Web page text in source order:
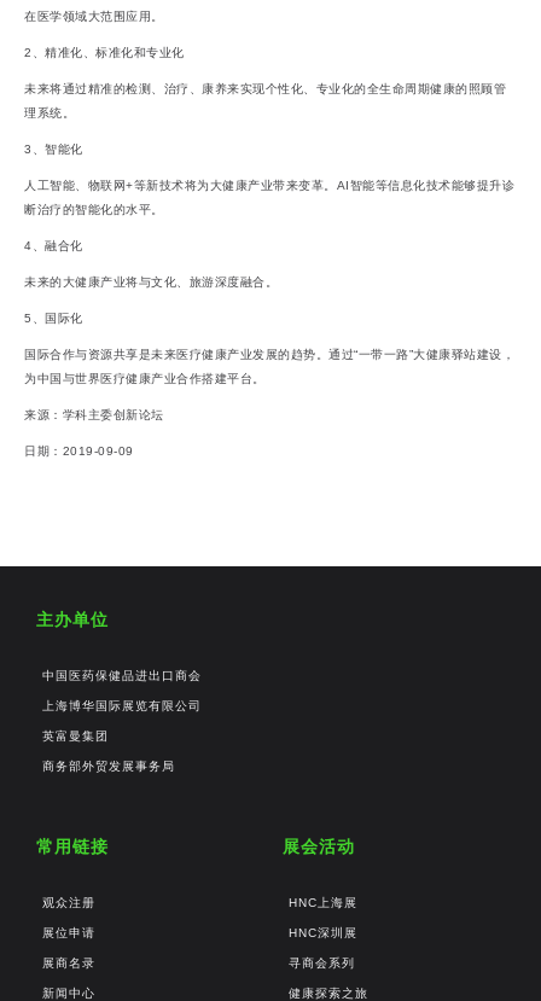
在医学领域大范围应用。
2、精准化、标准化和专业化
未来将通过精准的检测、治疗、康养来实现个性化、专业化的全生命周期健康的照顾管
理系统。
3、智能化
人工智能、物联网+等新技术将为大健康产业带来变革。AI智能等信息化技术能够提升诊
断治疗的智能化的水平。
4、融合化
未来的大健康产业将与文化、旅游深度融合。
5、国际化
国际合作与资源共享是未来医疗健康产业发展的趋势。通过“一带一路”大健康驿站建设，
为中国与世界医疗健康产业合作搭建平台。
来源：学科主委创新论坛
日期：2019-09-09
主办单位
中国医药保健品进出口商会
上海博华国际展览有限公司
英富曼集团
商务部外贸发展事务局
常用链接
观众注册
展位申请
展商名录
新闻中心
展会活动
HNC上海展
HNC深圳展
寻商会系列
健康探索之旅